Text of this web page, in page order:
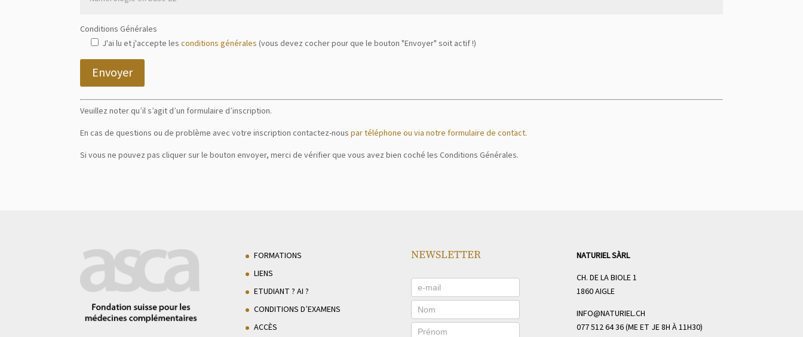
Conditions Générales
J'ai lu et j'accepte lesconditions générales (vous devez cocher pour que le bouton "Envoyer" soit actif !)
Envoyer
Veuillez noter qu’il s’agit d’un formulaire d’inscription.
En cas de questions ou de problème avec votre inscription contactez-nouspar téléphone ou via notre formulaire de contact.
Si vous ne pouvez pas cliquer sur le bouton envoyer, merci de vérifier que vous avez bien coché les Conditions Générales.
FORMATIONS
LIENS
ETUDIANT ? AI ?
CONDITIONS D’EXAMENS
ACCÈS
NEWSLETTER
NATURIEL SÀRL
CH. DE LA BIOLE 1
1860 AIGLE
INFO@NATURIEL.CH
077 512 64 36 (ME ET JE 8H À 11H30)